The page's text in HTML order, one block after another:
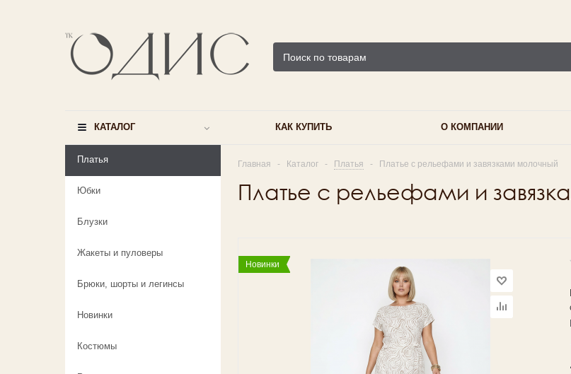
КАТАЛОГ КАК КУПИТЬ О КОМПАНИИ
Платья
Юбки
Блузки
Жакеты и пуловеры
Брюки, шорты и легинсы
Новинки
Костюмы
Главная - Каталог - Платья - Платье с рельефами и завязками молочный
Платье с рельефами и
Новинки